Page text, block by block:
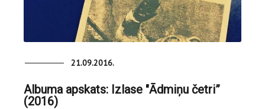
21.09.2016.
Albuma apskats: Izlase "Ādmiņu četri”
(2016)